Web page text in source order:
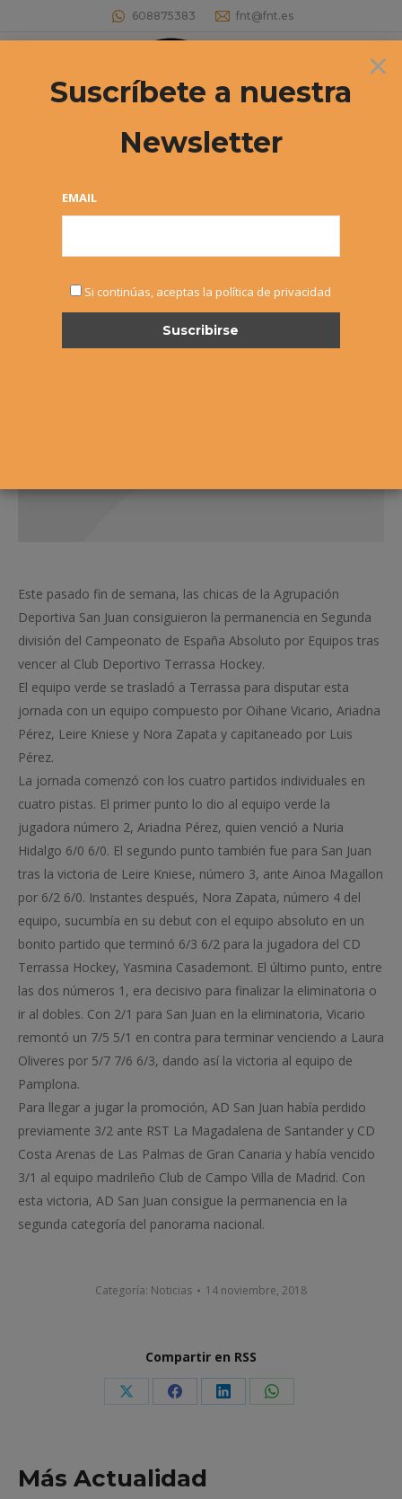
608875383 fnt@fnt.es
Buscar:
AD San Juan logra la permanencia en
Este pasado fin de semana, las chicas de la Agrupación
Deportiva San Juan consiguieron la permanencia en Segunda
división del Campeonato de España Absoluto por Equipos tras
vencer al Club Deportivo Terrassa Hockey.
El equipo verde se trasladó a Terrassa para disputar esta
jornada con un equipo compuesto por Oihane Vicario, Ariadna
Pérez, Leire Kniese y Nora Zapata y capitaneado por Luis
Pérez.
La jornada comenzó con los cuatro partidos individuales en
cuatro pistas. El primer punto lo dio al equipo verde la
jugadora número 2, Ariadna Pérez, quien venció a Nuria
Hidalgo 6/0 6/0. El segundo punto también fue para San Juan
tras la victoria de Leire Kniese, número 3, ante Ainoa Magallon
por 6/2 6/0. Instantes después, Nora Zapata, número 4 del
equipo, sucumbía en su debut con el equipo absoluto en un
bonito partido que terminó 6/3 6/2 para la jugadora del CD
Terrassa Hockey, Yasmina Casademont. El último punto, entre
las dos números 1, era decisivo para finalizar la eliminatoria o
ir al dobles. Con 2/1 para San Juan en la eliminatoria, Vicario
remontó un 7/5 5/1 en contra para terminar venciendo a Laura
Oliveres por 5/7 7/6 6/3, dando así la victoria al equipo de
Pamplona.
Para llegar a jugar la promoción, AD San Juan había perdido
previamente 3/2 ante RST La Magadalena de Santander y CD
Costa Arenas de Las Palmas de Gran Canaria y había vencido
3/1 al equipo madrileño Club de Campo Villa de Madrid. Con
esta victoria, AD San Juan consigue la permanencia en la
segunda categoría del panorama nacional.
Categoría: Noticias 14 noviembre, 2018
Compartir en RSS
Share Share Share Share
Más Actualidad
×
Suscríbete a nuestra
Newsletter
EMAIL
Si continúas, aceptas la política de privacidad